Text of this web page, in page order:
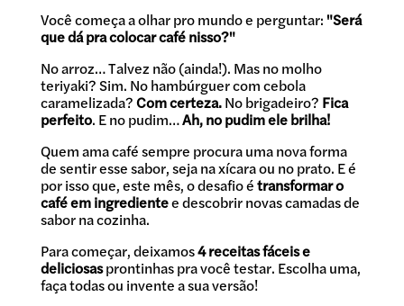
Você começa a olhar pro mundo e perguntar: "Será
que dá pra colocar café nisso?"
No arroz… Talvez não (ainda!). Mas no molho
teriyaki? Sim. No hambúrguer com cebola
caramelizada?Com certeza.No brigadeiro? Fica
perfeito. E no pudim…Ah, no pudim ele brilha!
Quem ama café sempre procura uma nova forma
de sentir esse sabor, seja na xícara ou no prato. E é
por isso que, este mês, o desafio étransformar o
café em ingredientee descobrir novas camadas de
sabor na cozinha.
Para começar, deixamos4 receitas fáceis e
deliciosasprontinhas pra você testar. Escolha uma,
faça todas ou invente a sua versão!